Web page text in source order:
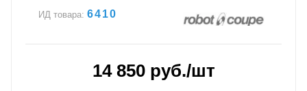
ИД товара: 6410
14 850руб./шт